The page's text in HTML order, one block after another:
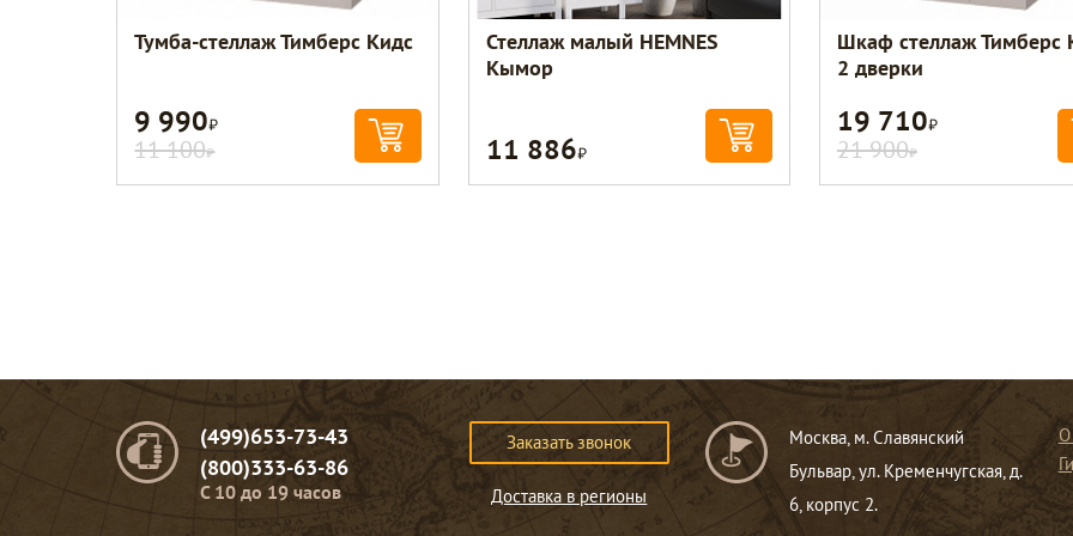
Тумба-стеллаж Тимберс Кидс
9 990Р
11 100Р
Стеллаж малый HEMNES
Кымор
11 886Р
Шкаф стеллаж Тимберс
2 дверки
19 710Р
21 900Р
(499)653-73-43
(800)333-63-86
C 10 до 19 часов
Заказать звонок
Доставка в регионы
Москва, м. Славянский
Бульвар, ул. Кременчугская, д.
6, корпус 2.
О